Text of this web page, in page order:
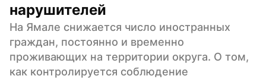
нарушителей
На Ямале снижается число иностранных
граждан, постоянно и временно
проживающих на территории округа. О том,
как контролируется соблюдение